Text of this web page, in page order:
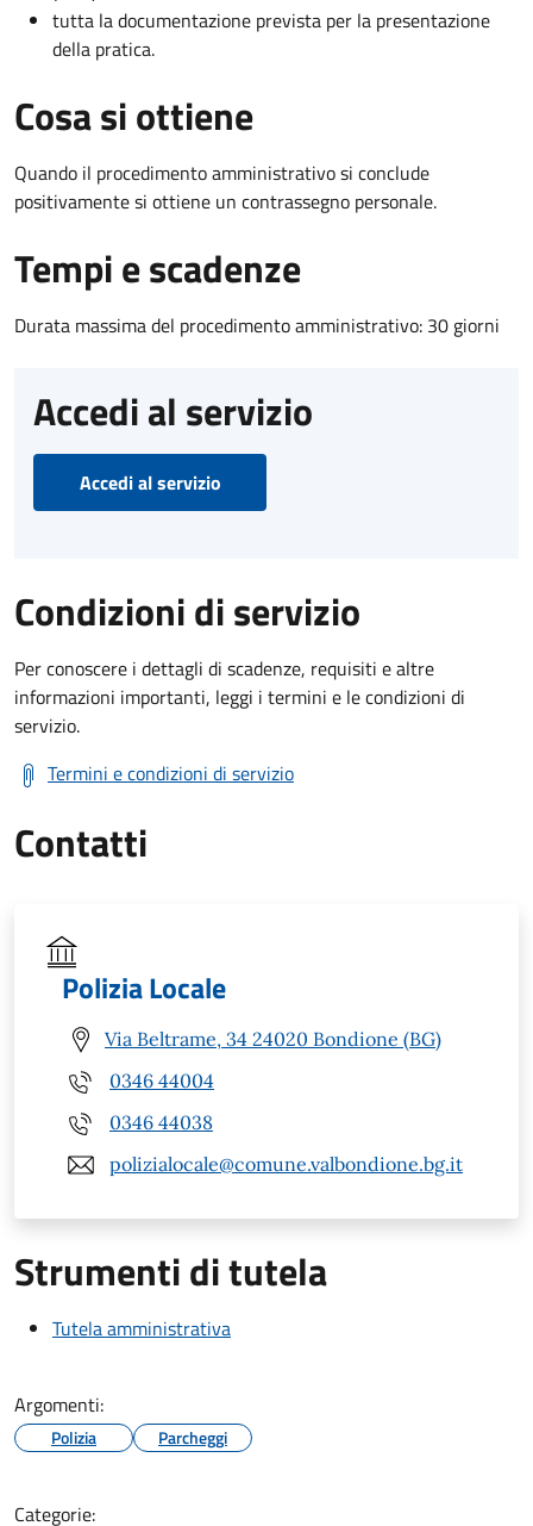
tutta la documentazione prevista per la presentazione
della pratica.
Cosa si ottiene
Quando il procedimento amministrativo si conclude
positivamente si ottiene un contrassegno personale.
Tempi e scadenze
Durata massima del procedimento amministrativo: 30 giorni
Accedi al servizio
Accedi al servizio
Condizioni di servizio
Per conoscere i dettagli di scadenze, requisiti e altre
informazioni importanti, leggi i termini e le condizioni di
servizio.
Termini e condizioni di servizio
Contatti
Polizia Locale
Via Beltrame, 34 24020 Bondione (BG)
0346 44004
0346 44038
polizialocale@comune.valbondione.bg.it
Strumenti di tutela
Tutela amministrativa
Argomenti:
Polizia Parcheggi
Categorie: